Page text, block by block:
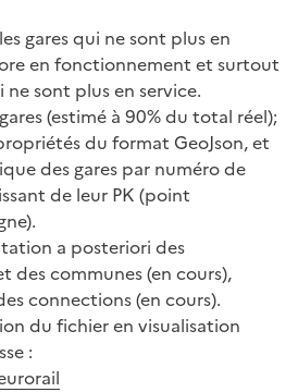
gares qui ne sont plus en
en fonctionnement et surtout
ne sont plus en service.
(estimé à 90% du total réel);
du format GeoJson, et
des gares par numéro de
de leur PK (point
a posteriori des
des communes (en cours),
connections (en cours).
du fichier en visualisation
: